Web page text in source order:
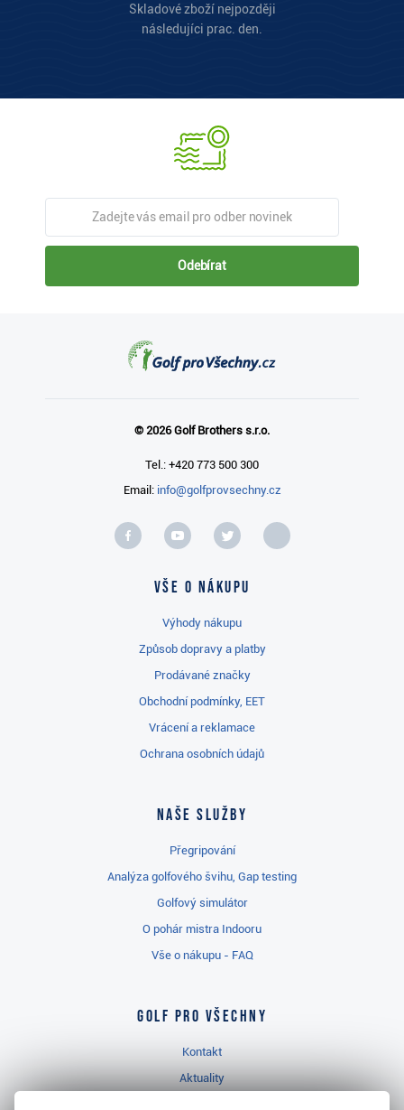
Skladové zboží nejpozději
následujíci prac. den.
Odebírat
© 2026 Golf Brothers s.r.o.
Tel.: +420 773 500 300
Email: info@golfprovsechny.cz
Vše o nákupu
Výhody nákupu
Způsob dopravy a platby
Prodávané značky
Obchodní podmínky, EET
Vrácení a reklamace
Ochrana osobních údajů
Naše služby
Přegripování
Analýza golfového švihu, Gap testing
Golfový simulátor
O pohár mistra Indooru
Vše o nákupu - FAQ
Golf pro všechny
Kontakt
Aktuality